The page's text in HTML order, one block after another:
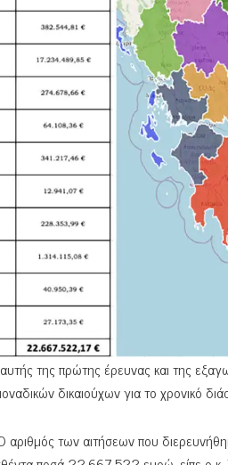
της πρώτης έρευνας και της
δικαιούχων για το χρονικό
των αιτήσεων που